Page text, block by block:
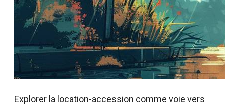
Explorer la location-accession comme voie vers